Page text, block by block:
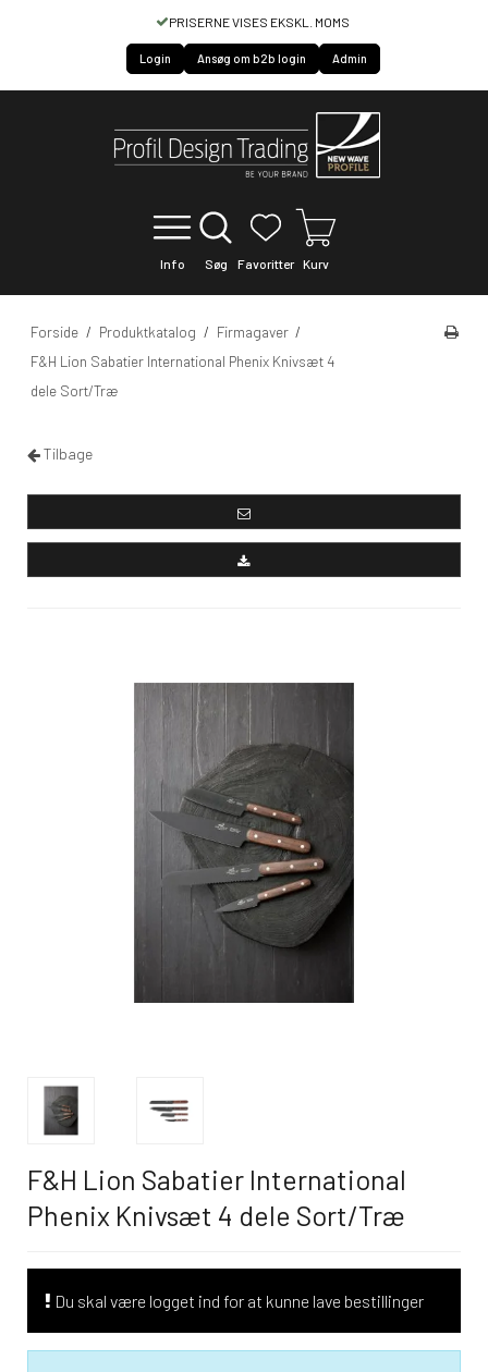
PRISERNE VISES EKSKL. MOMS
Login Ansøg om b2b login Admin
Info Søg Favoritter Kurv
Forside / Produktkatalog / Firmagaver /
F&H Lion Sabatier International Phenix Knivsæt 4
dele Sort/Træ
Tilbage
F&H Lion Sabatier International
Phenix Knivsæt 4 dele Sort/Træ
Du skal være logget ind for at kunne lave bestillinger